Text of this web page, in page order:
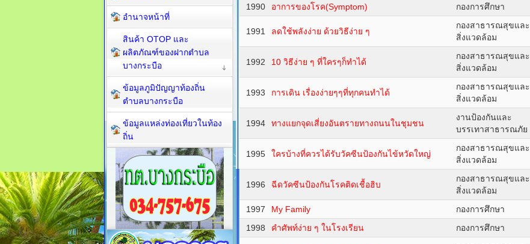
1990 อาการของโรค(Symptom) กองการศึกษา
1991 ลดใช้พลังง่าย ด้วยวิธีง่าย ๆ
กองสาธารณสุขและ
สิ่งแวดล้อม
1992 10 วิธีง่าย ๆ ที่ใครๆก็ทำได้
กองสาธารณสุขและ
สิ่งแวดล้อม
1993 การเดิน เรื่องง่ายๆๆที่ทุกคนทำได้
กองสาธารณสุขและ
สิ่งแวดล้อม
1994 ทางแยกจุดเสี่ยงอันตรายทางถนนในชุมชน
งานป้องกันและ
บรรเทาสาธารณภัย
1995 ใครบ้างที่ควรได้รับวัคซีนป้องกันไข้หวัดใหญ่
กองสาธารณสุขและ
สิ่งแวดล้อม
1996 ฉีดวัคซีนป้องกันโรคติดเชื้อฮิบ
กองสาธารณสุขและ
สิ่งแวดล้อม
1997 My Family กองการศึกษา
1998
คำศัพท์ง่าย ๆ ในโรงเรียน กองการศึกษา
อำนาจหน้าที่
สินค้า OTOP และ
ผลิตภัณฑ์ของฝากตำบล
บางกระบือ
ข้อมูลภูมิปัญญาท้องถิ่น
ตำบลบางกระบือ
ข้อมูลแหล่งท่องเที่ยวในท้อง
ถิ่น